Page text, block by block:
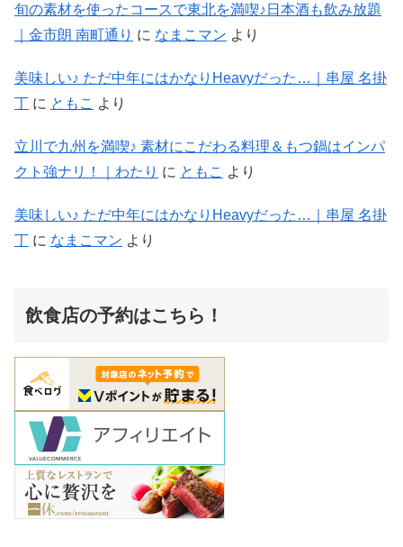
旬の素材を使ったコースで東北を満喫♪日本酒も飲み放題
｜金市朗 南町通り に なまこマン より
美味しい♪ ただ中年にはかなりHeavyだった…｜串屋 名掛
丁 に ともこ より
立川で九州を満喫♪ 素材にこだわる料理＆もつ鍋はインパ
クト強ナリ！｜わたり に ともこ より
美味しい♪ ただ中年にはかなりHeavyだった…｜串屋 名掛
丁 に なまこマン より
飲食店の予約はこちら！